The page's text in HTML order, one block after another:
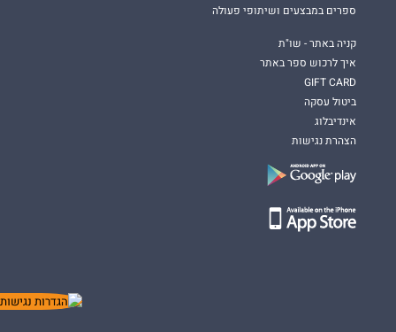
ספרים במבצעים ושיתופי פעולה
קניה באתר - שו"ת
איך לרכוש ספר באתר
GIFT CARD
ביטול עסקה
אינדיבלוג
הצהרת נגישות